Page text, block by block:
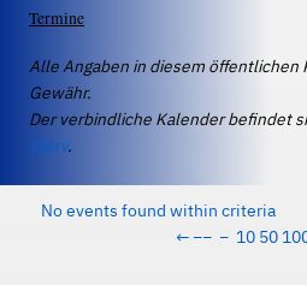
Termine
Alle Angaben in diesem öffentlichen
Gewähr.
Der verbindliche Kalender befindet
IServ.
No events found within criteria
← −− − 10 50